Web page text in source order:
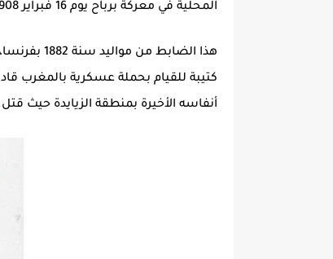
المحلية في معركة برباح يوم 16 فبراير 1908...
كتيبة للقيام بحملة عسكرية بالمغرب
أنفاسه الأخيرة بمنطقة الزيايدة حيث